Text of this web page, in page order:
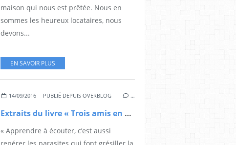
maison qui nous est prêtée. Nous en
sommes les heureux locataires, nous
devons...
EN SAVOIR PLUS
14/09/2016 PUBLIÉ DEPUIS OVERBLOG …
Extraits du livre « Trois amis en quête de Sagesse » (7)
« Apprendre à écouter, c’est aussi